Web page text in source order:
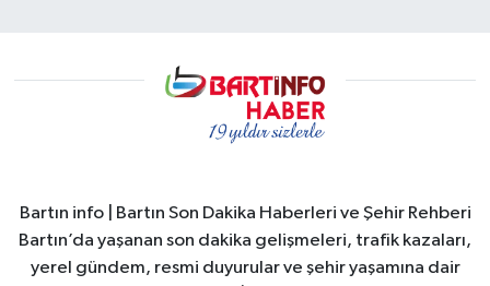
Bartın info | Bartın Son Dakika Haberleri ve Şehir Rehberi
Bartın’da yaşanan son dakika gelişmeleri, trafik kazaları,
yerel gündem, resmi duyurular ve şehir yaşamına dair